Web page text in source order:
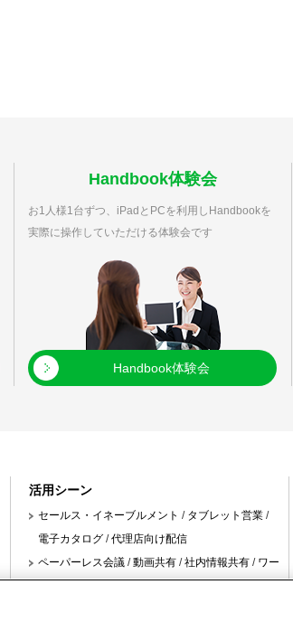
Handbook体験会
お1人様1台ずつ、iPadとPCを利用しHandbookを
実際に操作していただける体験会です
Handbook体験会
活用シーン
セールス・イネーブルメント / タブレット営業 /
電子カタログ /代理店向け配信
ペーパーレス会議 /動画共有 /社内情報共有 / ワー